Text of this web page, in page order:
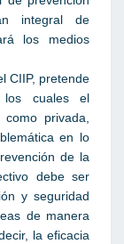
integral de
los medios
CIIP, pretende
los cuales el
privada,
en lo
de la
debe ser
y seguridad
de manera
la eficacia